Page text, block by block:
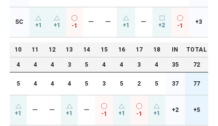
SC +1 +1 -1
ー ー +1 ー +2 -1
+3
10 11 12 13 14 15 16 17 18 IN TOTAL
4 4 4 3 5 4 4 3 4 35 72
5 4 4 4 5 3 5 2 5 37 77
+1 ー ー +1 ー
-1 +1 -1 +1 +2 +5